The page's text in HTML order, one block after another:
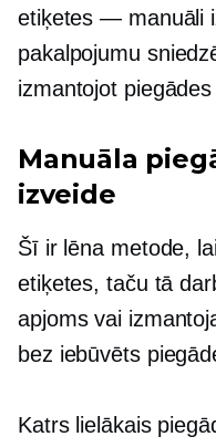
etiķetes — manuāli
pakalpojumu
izmantojot
Manuāla
izveide
Šī ir lēna metode,
etiķetes, taču tā
apjoms vai
bez iebūvēts
Katrs lielākais